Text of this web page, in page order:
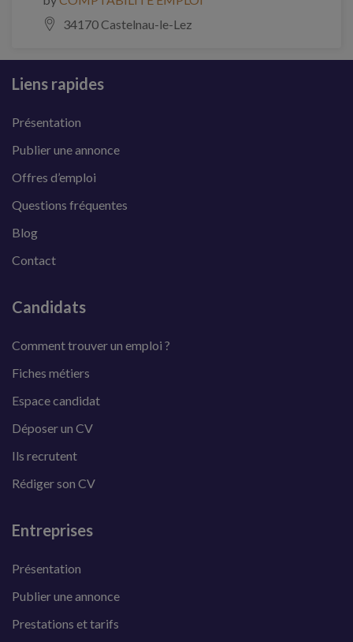
34170 Castelnau-le-Lez
Liens rapides
Présentation
Publier une annonce
Offres d’emploi
Questions fréquentes
Blog
Contact
Candidats
Comment trouver un emploi ?
Fiches métiers
Espace candidat
Déposer un CV
Ils recrutent
Rédiger son CV
Entreprises
Présentation
Publier une annonce
Prestations et tarifs